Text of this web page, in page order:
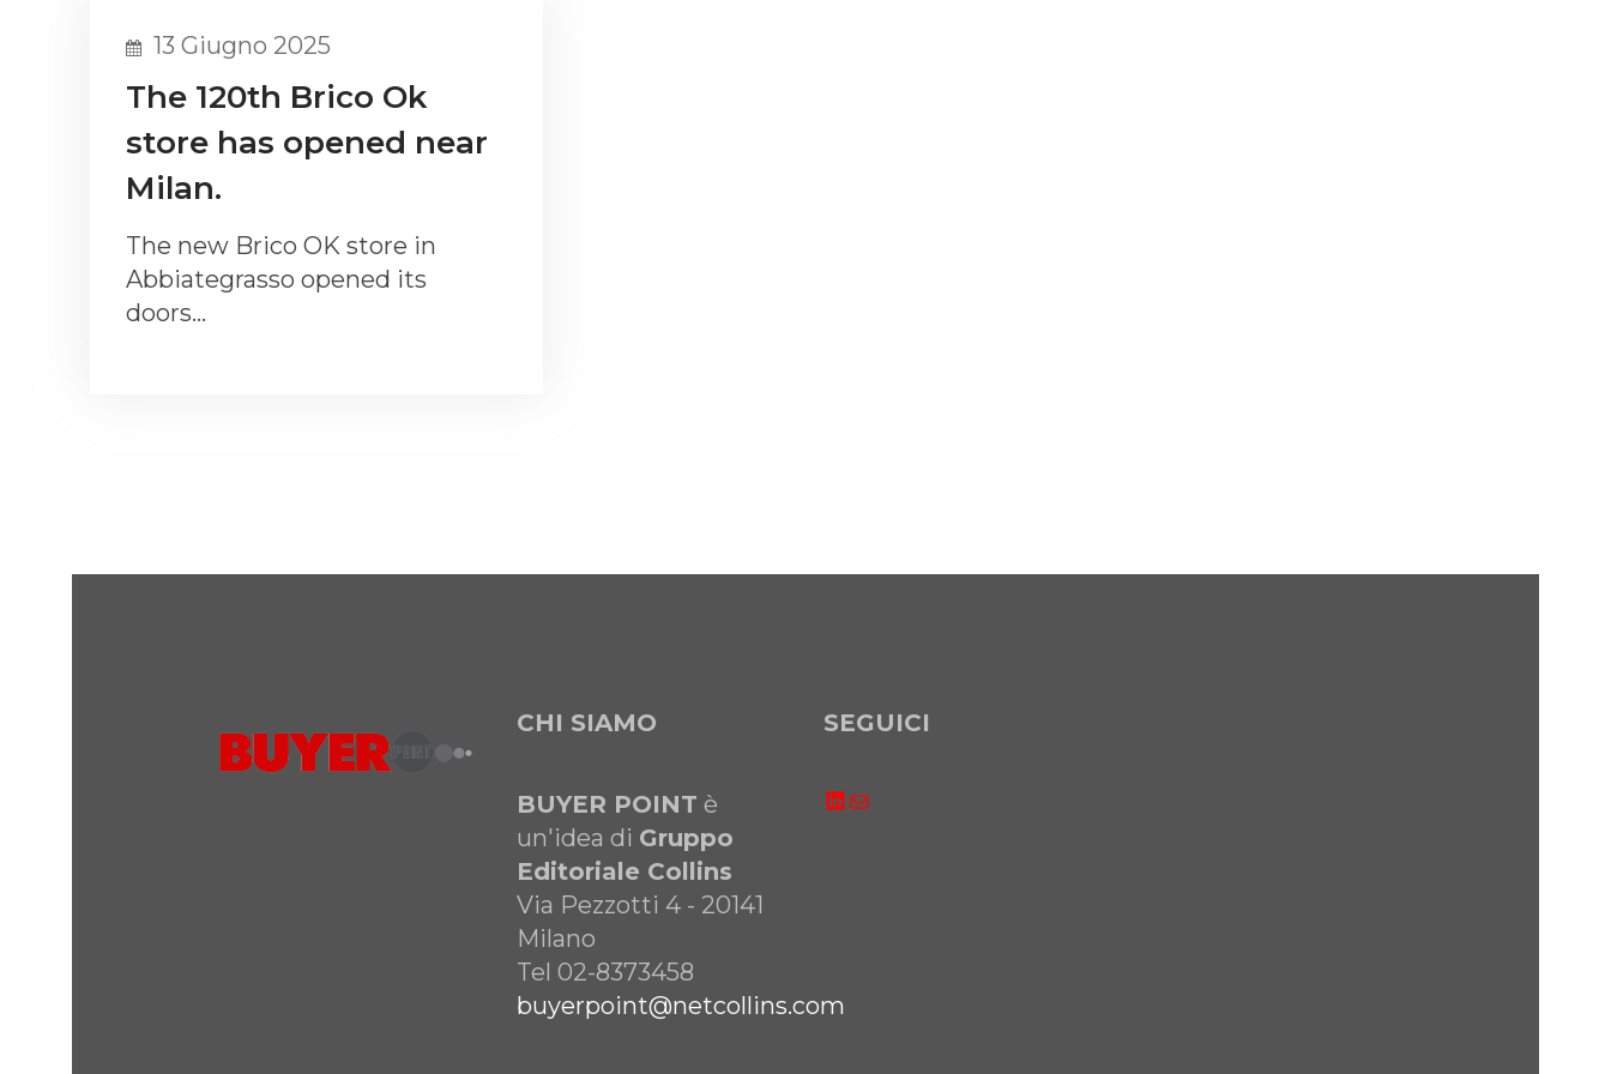
13 Giugno 2025
The 120th Brico Ok
store has opened near
Milan.
The new Brico OK store in
Abbiategrasso opened its
doors…
CHI SIAMO
BUYER POINT è
un'idea di Gruppo
Editoriale Collins
Via Pezzotti 4 - 20141
Milano
Tel 02-8373458
buyerpoint@netcollins.com
SEGUICI